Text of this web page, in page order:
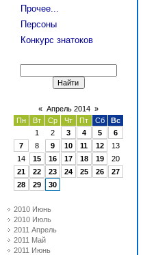
Прочее...
Персоны
Конкурс знатоков
« Апрель 2014 »
Пн
Вт Ср Чт Пт Сб
Вс
1
2 3 4 5
6
7
8 9 10 11 12
13
14
15 16 17 18 19
20
21
22 23 24 25 26
27
28
29 30
2010 Июнь
2010 Июль
2011 Апрель
2011 Май
2011 Июнь